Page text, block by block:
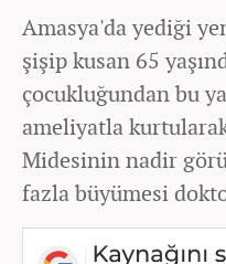
Amasya'da yediği
şişip kusan 65
çocukluğundan bu
ameliyatla
Midesinin nadir
fazla büyümesi